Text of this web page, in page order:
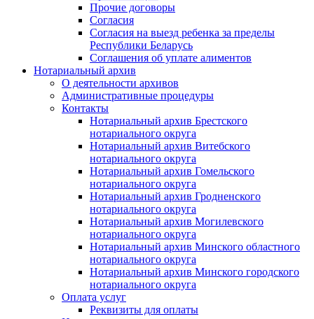
Прочие договоры
Согласия
Согласия на выезд ребенка за пределы
Республики Беларусь
Соглашения об уплате алиментов
Нотариальный архив
О деятельности архивов
Административные процедуры
Контакты
Нотариальный архив Брестского
нотариального округа
Нотариальный архив Витебского
нотариального округа
Нотариальный архив Гомельского
нотариального округа
Нотариальный архив Гродненского
нотариального округа
Нотариальный архив Могилевского
нотариального округа
Нотариальный архив Минского областного
нотариального округа
Нотариальный архив Минского городского
нотариального округа
Оплата услуг
Реквизиты для оплаты